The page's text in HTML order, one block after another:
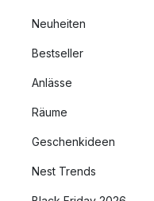
Neuheiten
Bestseller
Anlässe
Räume
Geschenkideen
Nest Trends